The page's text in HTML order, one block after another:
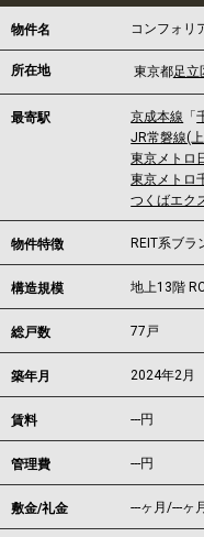
物件名 コンフォリ
所在地 東京都足立
最寄駅 京成本線 「
JR常磐線(
東京メトロ
東京メトロ
つくばエク
物件特徴 REIT系ブ
構造規模 地上13階
総戸数 77戸
築年月 2024年2月
賃料 ---円
管理費 ---円
敷金/礼金 ---ヶ月/---ヶ月